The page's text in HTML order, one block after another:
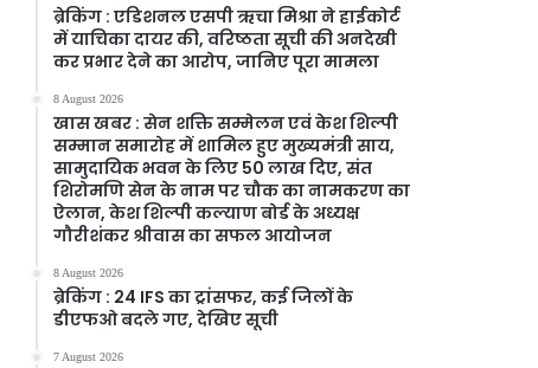
ब्रेकिंग : एडिशनल एसपी ऋचा मिश्रा ने हाईकोर्ट
में याचिका दायर की, वरिष्ठता सूची की अनदेखी
कर प्रभार देने का आरोप, जानिए पूरा मामला
8 August 2026
खास खबर : सेन शक्ति सम्मेलन एवं केश शिल्पी
सम्मान समारोह में शामिल हुए मुख्यमंत्री साय,
सामुदायिक भवन के लिए 50 लाख दिए, संत
शिरोमणि सेन के नाम पर चौक का नामकरण का
ऐलान, केश शिल्पी कल्याण बोर्ड के अध्यक्ष
गौरीशंकर श्रीवास का सफल आयोजन
8 August 2026
ब्रेकिंग : 24 IFS का ट्रांसफर, कई जिलों के
डीएफओ बदले गए, देखिए सूची
7 August 2026